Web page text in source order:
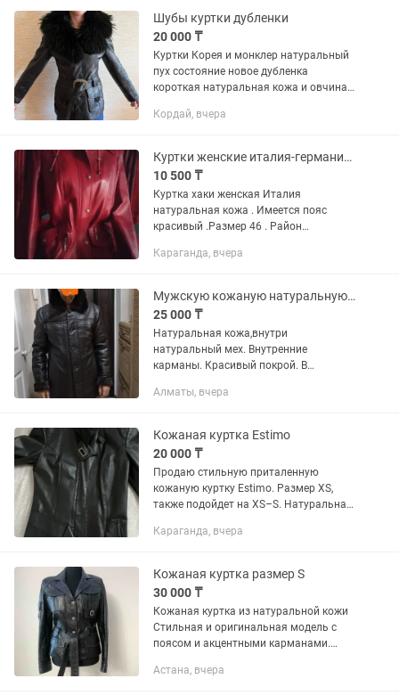
Шубы куртки дубленки
20 000 ₸
Куртки Корея и монклер натуральный
пух состояние новое дубленка
короткая натуральная кожа и овчина
кролик+лиса куртка мутон lasagrada
Кордай, вчера
Куртки женские италия-германия Размер 44 , 46 , 48
10 500 ₸
Куртка хаки женская Италия
натуральная кожа . Имеется пояс
красивый .Размер 46 . Район
трикотажными рукавами новая
10.000 у натуральная...
Караганда, вчера
Мужскую кожаную натуральную зимнюю куртку
25 000 ₸
Натуральная кожа,внутри
натуральный мех. Внутренние
карманы. Красивый покрой. В
Алматы, вчера
Кожаная куртка Estimo
20 000 ₸
Продаю стильную приталенную
кожаную куртку Estimo. Размер XS,
также подойдет на XS–S. Натуральная
сидит по фигуре, в идеальном
дефектов....
Караганда, вчера
Кожаная куртка размер S
30 000 ₸
Кожаная куртка из натуральной кожи
Стильная и оригинальная модель с
поясом и акцентными карманами.
талию, подойдёт на каждый день и на
Астана, вчера